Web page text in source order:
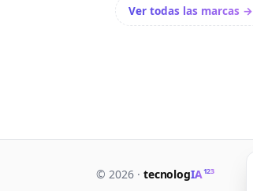
Ver todas las marcas →
© 2026 · tecnologIA123